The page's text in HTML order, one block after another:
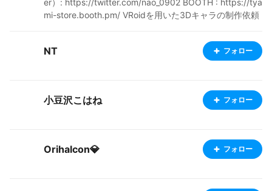
er）: https://twitter.com/nao_0902 BOOTH : https://tya
mi-store.booth.pm/ VRoidを用いた3Dキャラの制作依頼
ています。お気軽にどうぞ 注）twitterはしょうもない事
しか呟いてません
NT フォロー
小豆沢こはね フォロー
Orihalcon💎 フォロー